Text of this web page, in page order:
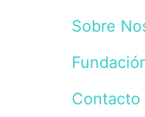
Sobre
Contacto